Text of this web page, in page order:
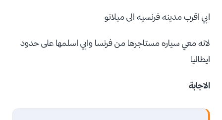
ابي اقرب مدينه فرنسيه الى ميلانو
لانه معي سياره مستاجرها من فرنسا وابي اسلمها على حدود
ايطاليا
الاجابة